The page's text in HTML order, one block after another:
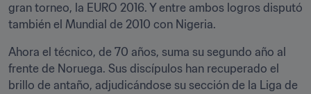
gran torneo, la EURO 2016. Y entre ambos logros disputó
también el Mundial de 2010 con Nigeria.
Ahora el técnico, de 70 años, suma su segundo año al
frente de Noruega. Sus discípulos han recuperado el
brillo de antaño, adjudicándose su sección de la Liga de